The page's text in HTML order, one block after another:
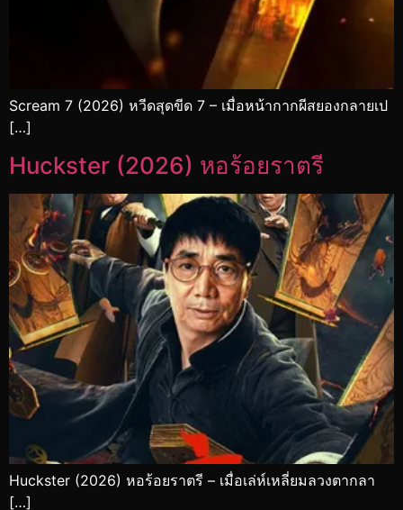
Scream 7 (2026) หวีดสุดขีด 7 – เมื่อหน้ากากผีสยองกลายเป
[…]
Huckster (2026) หอร้อยราตรี
Huckster (2026) หอร้อยราตรี – เมื่อเล่ห์เหลี่ยมลวงตากลา
[…]